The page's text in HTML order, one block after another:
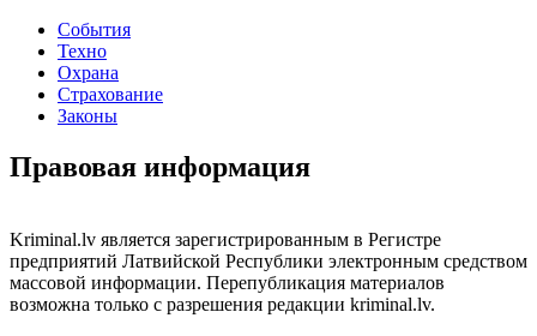
События
Техно
Охрана
Страхование
Законы
Правовая информация
Kriminal.lv является зарегистрированным в Регистре
предприятий Латвийской Республики электронным средством
массовой информации. Перепубликация материалов
возможна только с разрешения редакции kriminal.lv.